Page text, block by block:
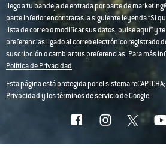
llego a tu bandeja de entrada por parte de
parte inferior encontraras la siguiente leyenda “Si
lista de correo o modificar sus datos, pulse aquí” y
preferencias ligado al correo electrónico registrado
suscripción o cambiar tus preferencias. Para más
Política de Privacidad.
Esta página está protegida por el sistema
Privacidady lostérminos de serviciode Google.